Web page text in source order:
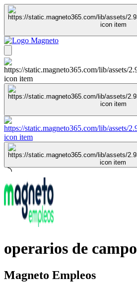
operarios de campo
Magneto Empleos